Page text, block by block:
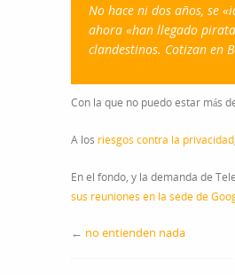
No hace ni dos años, se
ahora «han llegado
clandestinos. Cotizan en
Con la que no puedo estar más
A los riesgos contra la privacidad
En el fondo, y la demanda de
sus reuniones en la sede de
← no entienden nada